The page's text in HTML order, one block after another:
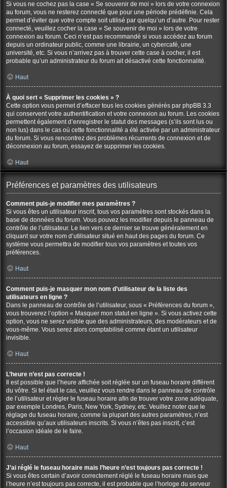
Si vous ne cochez pas la case « Se souvenir de moi » lors de votre connexion
au forum, vous ne resterez connecté que pour une période prédéfinie. Cela
permet d’éviter que votre compte soit utilisé par quelqu’un d’autre. Pour rester
connecté, veuillez cocher la case « Se souvenir de moi » lors de votre
connexion au forum. Ceci n’est pas recommandé si vous accédez au forum
depuis un ordinateur public, comme une librairie, un cybercafé, une
université, etc. Si vous n’arrivez pas à trouver cette case à cocher, il est
probable qu’un administrateur du forum ait désactivé cette fonctionnalité.
Haut
À quoi sert « Supprimer les cookies » ?
Cette option vous permet d’effacer tous les cookies générés par phpBB 3.3
qui conservent votre authentification et votre connexion au forum. Les cookies
permettent également d’enregistrer le statut des messages (s’ils sont lus ou
non lus) dans le cas où cette fonctionnalité a été activée par un administrateur
du forum. Si vous rencontrez des problèmes récurrents de connexion et de
déconnexion au forum, essayez de supprimer les cookies.
Haut
Préférences et paramètres des utilisateurs
Comment puis-je modifier mes paramètres ?
Si vous êtes un utilisateur inscrit, tous vos paramètres sont stockés dans la
base de données du forum. Vous pouvez les modifier depuis le panneau de
contrôle de l’utilisateur. Le lien vers ce dernier se trouve généralement en
cliquant sur votre nom d’utilisateur situé en haut des pages du forum. Ce
système vous permettra de modifier tous vos paramètres et toutes vos
préférences.
Haut
Comment puis-je masquer mon nom d’utilisateur de la liste des
utilisateurs en ligne ?
Dans le panneau de contrôle de l’utilisateur, sous « Préférences du forum »,
vous trouverez l’option « Masquer mon statut en ligne ». Si vous activez cette
option, vous ne serez visible que des administrateurs, des modérateurs et de
vous-même. Vous serez alors comptabilisé comme étant un utilisateur
invisible.
Haut
L’heure n’est pas correcte !
Il est possible que l’heure affichée soit réglée sur un fuseau horaire différent
du vôtre. Si tel était le cas, veuillez vous rendre dans le panneau de contrôle
de l’utilisateur et régler le fuseau horaire afin de trouver votre zone adéquate,
par exemple Londres, Paris, New York, Sydney, etc. Veuillez noter que le
réglage du fuseau horaire, comme la plupart des autres paramètres, n’est
accessible qu’aux utilisateurs inscrits. Si vous n’êtes pas inscrit, c’est
l’occasion idéale de le faire.
Haut
J’ai réglé le fuseau horaire mais l’heure n’est toujours pas correcte !
Si vous êtes certain d’avoir correctement réglé le fuseau horaire mais que
l’heure n’est toujours pas correcte, il est probable que l’horloge du serveur